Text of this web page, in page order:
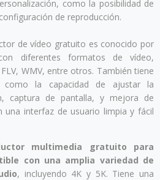
como la posibilidad de
de reproducción.
de vídeo gratuito es conocido por
diferentes formatos de vídeo,
WMV, entre otros. También tiene
como la capacidad de ajustar la
captura de pantalla, y mejora de
una interfaz de usuario limpia y fácil
multimedia gratuito para
con una amplia variedad de
, incluyendo 4K y 5K. Tiene una